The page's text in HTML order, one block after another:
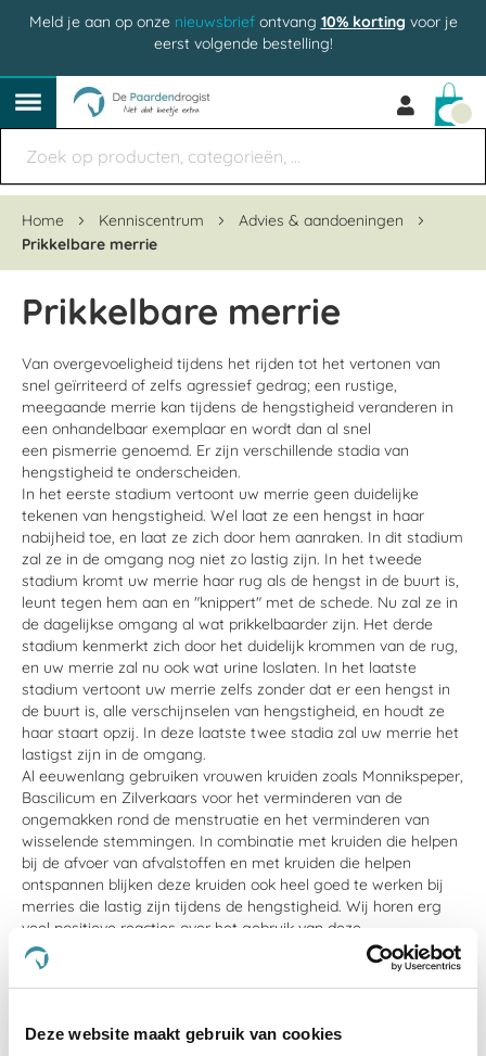
Deze website maakt gebruik van cookies
Meld je aan op onze nieuwsbriefontvang 10% korting voor je
eerst volgende bestelling!
Home Kenniscentrum
Advies & aandoeningen
Prikkelbare merrie
Prikkelbare merrie
Van overgevoeligheid tijdens het rijden tot het vertonen van
snel geïrriteerd of zelfs agressief gedrag; een rustige,
meegaande merrie kan tijdens de hengstigheid veranderen in
een onhandelbaar exemplaar en wordt dan al snel
een pismerrie genoemd. Er zijn verschillende stadia van
hengstigheid te onderscheiden.
In het eerste stadium vertoont uw merrie geen duidelijke
tekenen van hengstigheid. Wel laat ze een hengst in haar
nabijheid toe, en laat ze zich door hem aanraken. In dit stadium
zal ze in de omgang nog niet zo lastig zijn. In het tweede
stadium kromt uw merrie haar rug als de hengst in de buurt is,
leunt tegen hem aan en "knippert" met de schede. Nu zal ze in
de dagelijkse omgang al wat prikkelbaarder zijn. Het derde
stadium kenmerkt zich door het duidelijk krommen van de rug,
en uw merrie zal nu ook wat urine loslaten. In het laatste
stadium vertoont uw merrie zelfs zonder dat er een hengst in
de buurt is, alle verschijnselen van hengstigheid, en houdt ze
haar staart opzij. In deze laatste twee stadia zal uw merrie het
lastigst zijn in de omgang.
Al eeuwenlang gebruiken vrouwen kruiden zoals Monnikspeper,
Bascilicum en Zilverkaars voor het verminderen van de
ongemakken rond de menstruatie en het verminderen van
wisselende stemmingen. In combinatie met kruiden die helpen
bij de afvoer van afvalstoffen en met kruiden die helpen
ontspannen blijken deze kruiden ook heel goed te werken bij
merries die lastig zijn tijdens de hengstigheid. Wij horen erg
veel positieve reacties over het gebruik van deze
kruidenmengsels voor merries. Wij adviseren u bij aanhoudend
ongewenst gedrag om ook veranderingen aan te brengen in
de directe omgeving van de merrie, zoals een andere plek in de
weiden.